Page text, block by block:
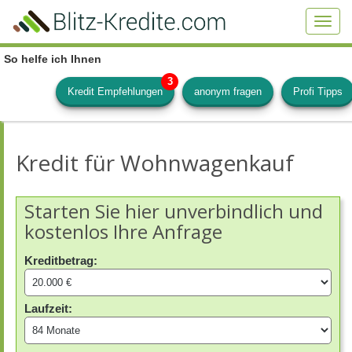
content
So helfe ich Ihnen
Kredit Empfehlungen anonym fragen Profi Tipps
Kredit für Wohnwagenkauf
Starten Sie hier unverbindlich und
kostenlos Ihre Anfrage
Kreditbetrag:
Laufzeit: